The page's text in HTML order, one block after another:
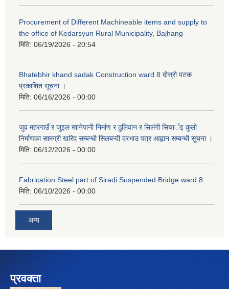
Procurement of Different Machineable items and supply to
the office of Kedarsyun Rural Municipality, Bajhang
मिति: 06/19/2026 - 20:54
Bhatebhir khand sadak Construction ward 8 दोस्रो पटक
प्रकाशित सूचना ।
मिति: 06/16/2026 - 00:00
जुव महरगाउँ र जुइल खानेपानी निर्माण र ठुलिवान र सिलंगी सिचार्इ कुलो
निर्माणका सामग्री खरिद सम्बन्धी सिलबन्दी दरभाउ पत्र आह्वान सम्बन्धी सूचना ।
मिति: 06/12/2026 - 00:00
Fabrication Steel part of Siradi Suspended Bridge ward 8
मिति: 06/10/2026 - 00:00
अन्य
प्रवक्ता